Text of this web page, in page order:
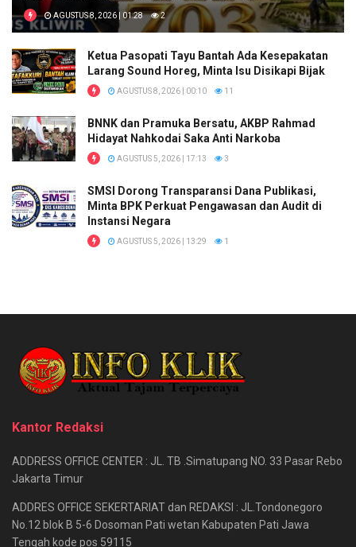
AGUSTUS 8, 2026 | 01:28 2
Ketua Pasopati Tayu Bantah Ada Kesepakatan
Larang Sound Horeg, Minta Isu Disikapi Bijak
AGUSTUS 8, 2026 | 00:10 11
BNNK dan Pramuka Bersatu, AKBP Rahmad
Hidayat Nahkodai Saka Anti Narkoba
AGUSTUS 5, 2026 | 17:13 3
SMSI Dorong Transparansi Dana Publikasi,
Minta BPK Perkuat Pengawasan dan Audit di
Instansi Negara
AGUSTUS 5, 2026 | 13:29 1
Kantor Redaksi
ADDRESS OFFICE CENTER : JL. TB .Simatupang NO. 33 Pasar Rebo
Jakarta Timur
ADDRES OFFICE SEKERTARIAT dan REDAKSI : JL.Tondonegoro
No.12 blok B 5-6 Dosoman Pati wetan Kabupaten Pati Jawa
Tengah kode pos 59115